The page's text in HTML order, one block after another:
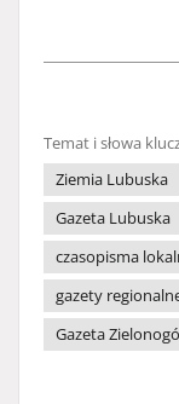
Temat i słowa
Ziemia Lubuska
Gazeta Lubuska
czasopisma
gazety
Gazeta